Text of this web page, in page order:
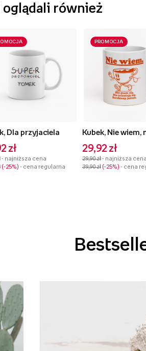
oglądali również
Dla przyjaciela
zł
- najniższa cena
-25% - cena regularna
PROMOCJA
29,92 zł
29,90 zł- najniższa cena
39,90 zł -25% - cena